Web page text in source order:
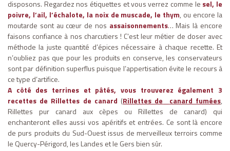
disposons. Regardez nos étiquettes et vous verrez comme le sel, le
poivre, l’ail, l’échalote, la noix de muscade, le thym, ou encore la
moutarde sont au cœur de nos assaisonnements… Mais là encore
faisons confiance à nos charcutiers ! C’est leur métier de doser avec
méthode la juste quantité d’épices nécessaire à chaque recette. Et
n’oubliez pas que pour les produits en conserve, les conservateurs
sont par définition superflus puisque l’appertisation évite le recours à
ce type d’artifice.
A côté des terrines et pâtés, vous trouverez également 3
recettes de Rillettes de canard (Rillettes de canard fumées,
Rillettes pur canard aux cèpes ou Rillettes de canard) qui
enchanteront elles aussi vos apéritifs et entrées. Ce sont là encore
de purs produits du Sud-Ouest issus de merveilleux terroirs comme
le Quercy-Périgord, les Landes et le Gers bien sûr.